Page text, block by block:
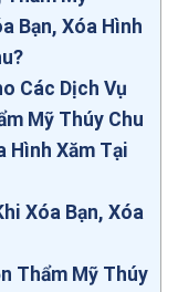
Bạn, Xóa Hình
Các Dịch Vụ
Mỹ Thúy Chu
Hình Xăm Tại
Xóa Bạn, Xóa
Thẩm Mỹ Thúy